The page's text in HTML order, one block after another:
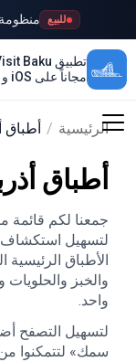
للبيع منظومة Visit Baku بالكامل للبيع
تطبيق Visit Baku
مجاناً على iOS و Android
الرئيسية / أطباق
أطباق
جمعنا لكم قائمة
لتسهيل استكشاف
الأطباق الرئيسية
والخبز
واحد.
لتسهيل التصفح
سمك» لتتمكنوا